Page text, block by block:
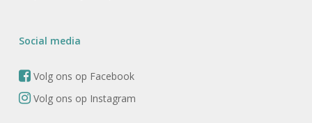
Social media
Volg ons op Facebook
Volg ons op Instagram